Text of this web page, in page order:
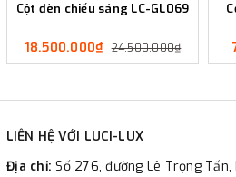
Cột đèn chiếu sáng LC-GL069
18.500.000₫ 24.500.000₫
LIÊN HỆ VỚI LUCI-LUX
Địa chỉ:Số 276, đường Lê Trọng Tấn,